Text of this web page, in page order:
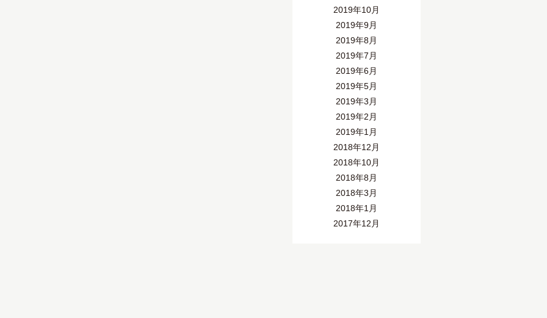
2019年10月
2019年9月
2019年8月
2019年7月
2019年6月
2019年5月
2019年3月
2019年2月
2019年1月
2018年12月
2018年10月
2018年8月
2018年3月
2018年1月
2017年12月